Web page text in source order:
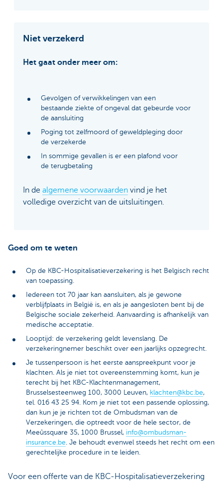
Niet verzekerd
Het gaat onder meer om:
Gevolgen of verwikkelingen van een
bestaande ziekte of ongeval dat gebeurde voor
de aansluiting
Poging tot zelfmoord of geweldpleging door
de verzekerde
In sommige gevallen is er een plafond voor
de terugbetaling
In de algemene voorwaarden vind je het
volledige overzicht van de uitsluitingen.
Goed om te weten
Op de KBC-Hospitalisatieverzekering is het Belgisch recht
van toepassing.
Iedereen tot 70 jaar kan aansluiten, als je gewone
verblijfplaats in België is, en als je aangesloten bent bij de
Belgische sociale zekerheid. Aanvaarding is afhankelijk van
medische acceptatie.
Looptijd: de verzekering geldt levenslang. De
verzekeringnemer beschikt over een jaarlijks opzegrecht.
Je tussenpersoon is het eerste aanspreekpunt voor je
klachten. Als je niet tot overeenstemming komt, kun je
terecht bij het KBC-Klachtenmanagement,
Brusselsesteenweg 100, 3000 Leuven, klachten@kbc.be,
tel. 016 43 25 94. Kom je niet tot een passende oplossing,
dan kun je je richten tot de Ombudsman van de
Verzekeringen, die optreedt voor de hele sector, de
Meeûssquare 35, 1000 Brussel, info@ombudsman-
insurance.be . Je behoudt evenwel steeds het recht om een
gerechtelijke procedure in te leiden.
Voor een offerte van de KBC-Hospitalisatieverzekering